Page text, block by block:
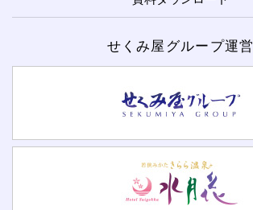
せくみ屋グループ運営